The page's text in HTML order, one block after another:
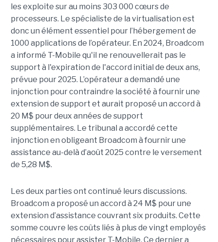
les exploite sur au moins 303 000 cœurs de
processeurs. Le spécialiste de la virtualisation est
donc un élément essentiel pour l’hébergement de
1000 applications de l’opérateur. En 2024, Broadcom
a informé T-Mobile qu'il ne renouvellerait pas le
support à l'expiration de l'accord initial de deux ans,
prévue pour 2025. L’opérateur a demandé une
injonction pour contraindre la société à fournir une
extension de support et aurait proposé un accord à
20 M$ pour deux années de support
supplémentaires. Le tribunal a accordé cette
injonction en obligeant Broadcom à fournir une
assistance au-delà d’août 2025 contre le versement
de 5,28 M$.
Les deux parties ont continué leurs discussions.
Broadcom a proposé un accord à 24 M$ pour une
extension d’assistance couvrant six produits. Cette
somme couvre les coûts liés à plus de vingt employés
nécessaires pour assister T-Mobile. Ce dernier a